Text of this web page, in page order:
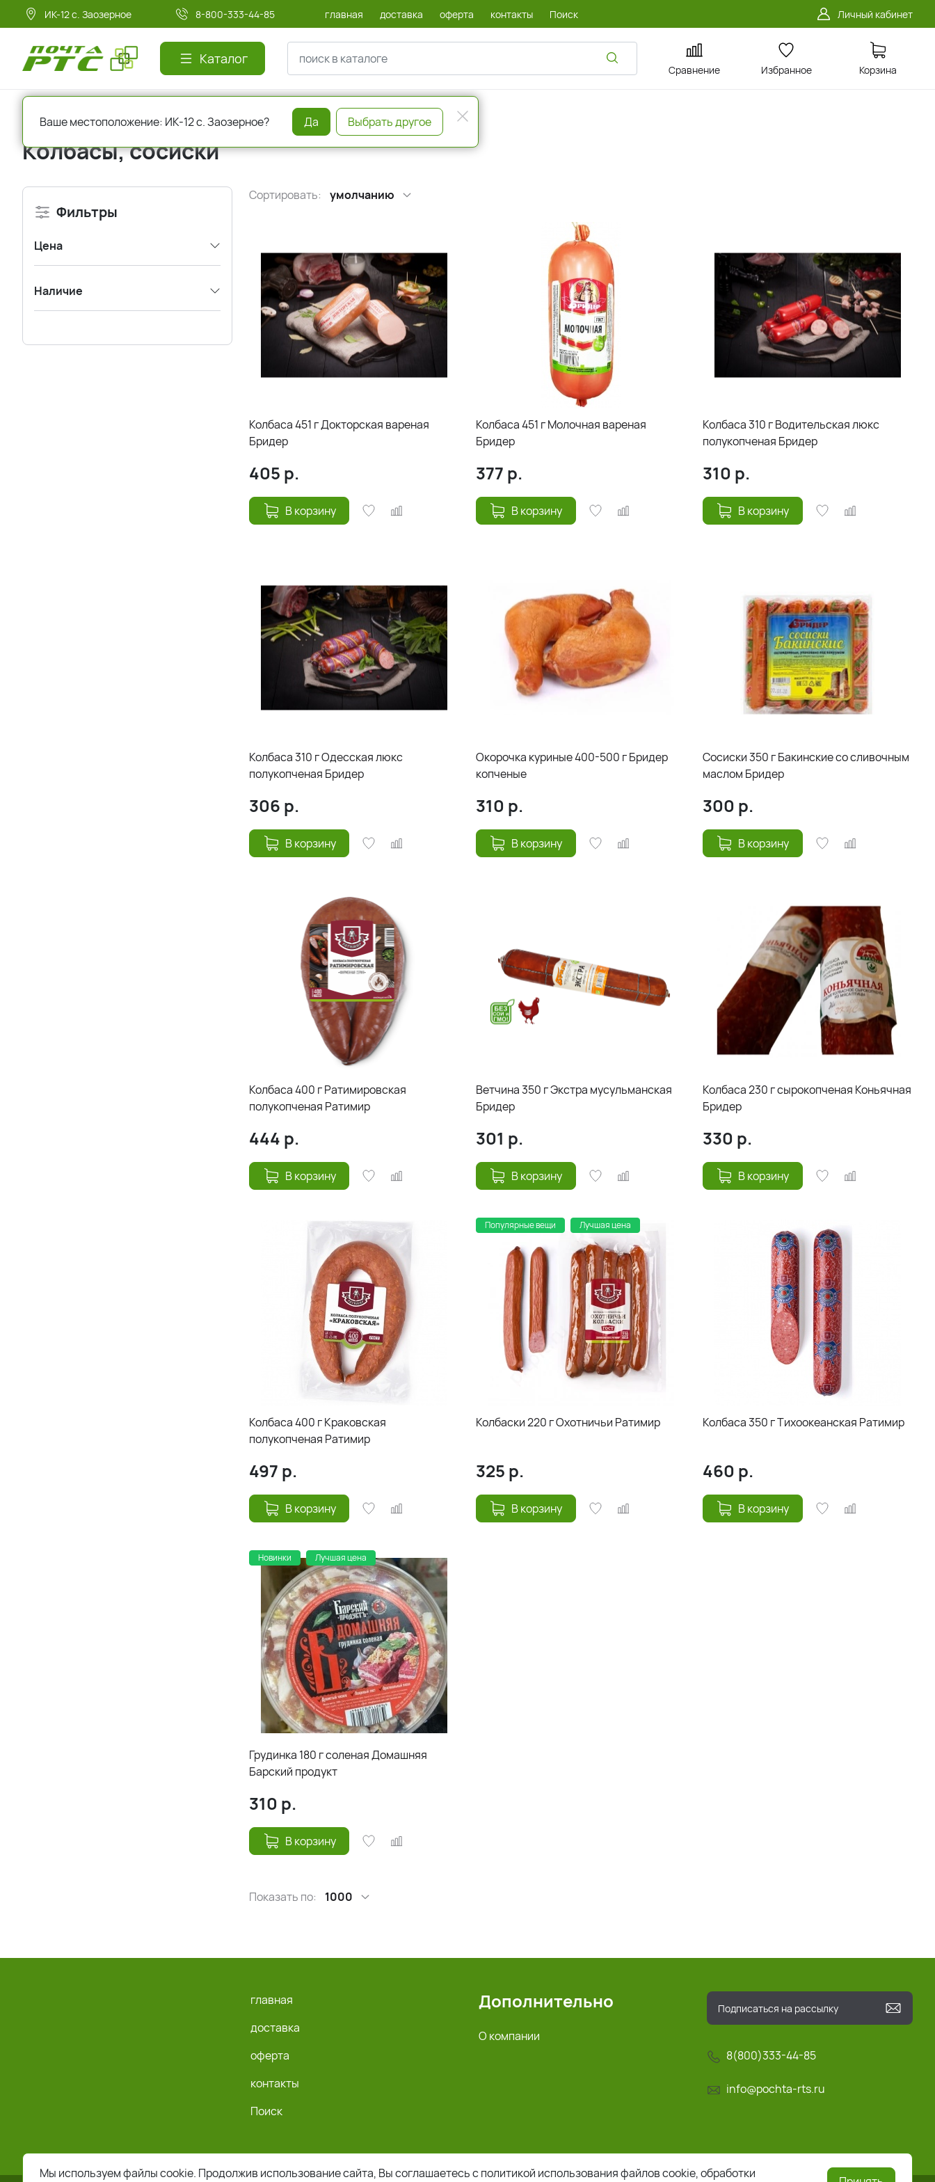
ИК-12 с. Заозерное 8-800-333-44-85 главная доставка оферта контакты Поиск Личный кабинет
Каталог
Сравнение Избранное Корзина
Колбасы, сосиски
Фильтры
Цена
Наличие
Сортировать: умолчанию
Колбаса 451 г Докторская вареная
Бридер
405 р.
В корзину
Колбаса 451 г Молочная вареная
Бридер
377 р.
В корзину
Колбаса 310 г Водительская люкс
полукопченая Бридер
310 р.
В корзину
Колбаса 310 г Одесская люкс
полукопченая Бридер
306 р.
В корзину
Окорочка куриные 400-500 г Бридер
копченые
310 р.
В корзину
Сосиски 350 г Бакинские со сливочным
маслом Бридер
300 р.
В корзину
Колбаса 400 г Ратимировская
полукопченая Ратимир
444 р.
В корзину
Ветчина 350 г Экстра мусульманская
Бридер
301 р.
В корзину
Колбаса 230 г сырокопченая Коньячная
Бридер
330 р.
В корзину
Колбаса 400 г Краковская
полукопченая Ратимир
497 р.
В корзину
Популярные вещи Лучшая цена
Колбаски 220 г Охотничьи Ратимир
325 р.
В корзину
Колбаса 350 г Тихоокеанская Ратимир
460 р.
В корзину
Новинки Лучшая цена
Грудинка 180 г соленая Домашняя
Барский продукт
310 р.
В корзину
Показать по: 1000
8(800)333-44-85
info@pochta-rts.ru
главная
доставка
оферта
контакты
Поиск
Дополнительно
О компании
Мы используем файлы cookie. Продолжив использование сайта, Вы соглашаетесь с политикой использования файлов cookie, обработки
Ваше местоположение: ИК-12 с. Заозерное? Да Выбрать другое